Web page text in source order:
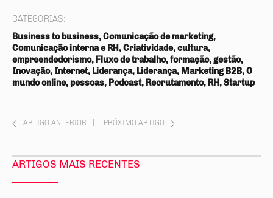
CATEGORIAS:
Business to business, Comunicação de marketing,
Comunicação interna e RH, Criatividade, cultura,
empreendedorismo, Fluxo de trabalho, formação, gestão,
Inovação, Internet, Liderança, Liderança, Marketing B2B, O
mundo online, pessoas, Podcast, Recrutamento, RH, Startup
ARTIGO ANTERIOR PRÓXIMO ARTIGO
ARTIGOS MAIS RECENTES